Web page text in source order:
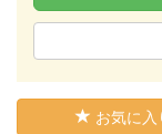
お気に入